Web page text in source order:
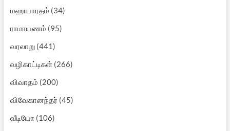
மஹாபாரதம் (34)
ராமாயணம் (95)
வரலாறு(441)
வழிகாட்டிகள்(266)
விவாதம் (200)
விவேகானந்தர் (45)
வீடியோ (106)